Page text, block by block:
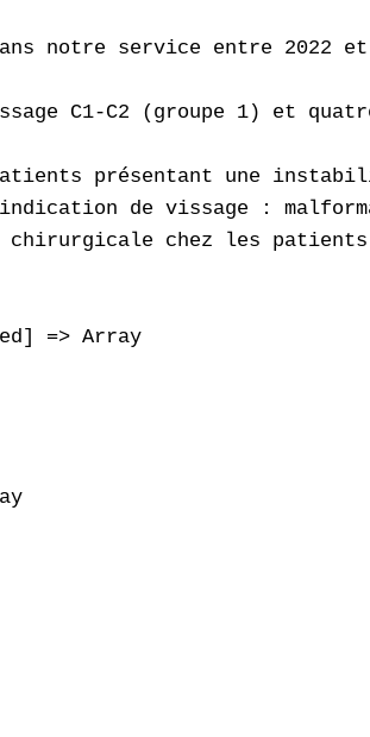
notre service entre 2022
C1-C2 (groupe 1) et
présentant une instabilité
de vissage :
chirurgicale chez les
=> Array